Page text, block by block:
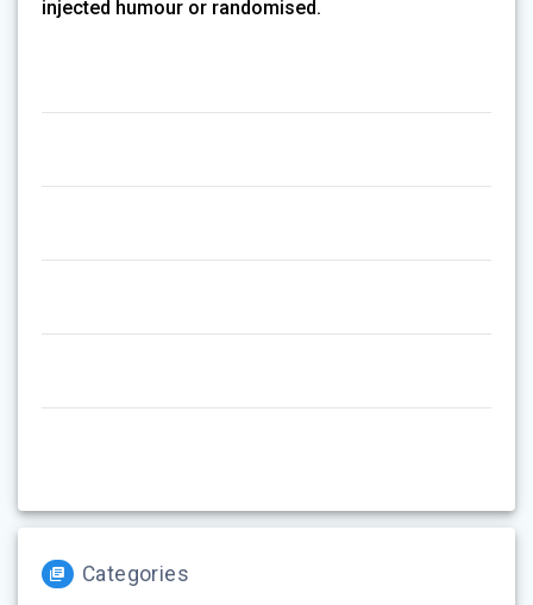
injected humour or randomised.
Categories